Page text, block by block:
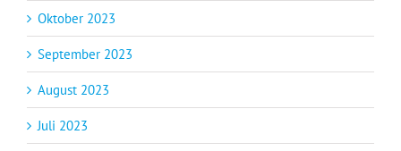
Oktober 2023
September 2023
August 2023
Juli 2023